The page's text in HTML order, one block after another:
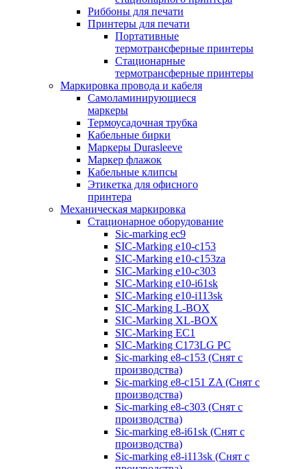
Риббоны для печати
Принтеры для печати
Портативные
термотрансферные принтеры
Стационарные
термотрансферные принтеры
Маркировка провода и кабеля
Самоламинирующиеся
маркеры
Термоусадочная трубка
Кабельные бирки
Маркеры Durasleeve
Маркер флажок
Кабельные клипсы
Этикетка для офисного
принтера
Механическая маркировка
Стационарное оборудование
Sic-marking ec9
SIC-Marking e10-c153
SIC-Marking e10-c153za
SIC-Marking e10-c303
SIC-Marking e10-i61sk
SIC-Marking e10-i113sk
SIC-Marking L-BOX
SIC-Marking XL-BOX
SIC-Marking EC1
SIC-Marking C173LG PC
Sic-marking e8-c153 (Снят с
производства)
Sic-marking e8-c151 ZA (Снят с
производства)
Sic-marking e8-c303 (Снят с
производства)
Sic-marking e8-i61sk (Снят с
производства)
Sic-marking e8-i113sk (Снят с